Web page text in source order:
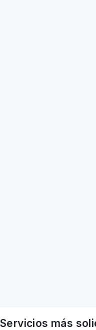
Servicios más